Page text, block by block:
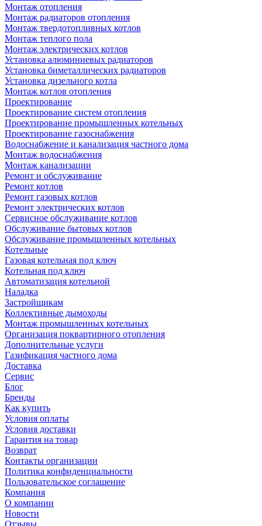
Монтаж отопления
Монтаж радиаторов отопления
Монтаж твердотопливных котлов
Монтаж теплого пола
Монтаж электрических котлов
Установка алюминиевых радиаторов
Установка биметаллических радиаторов
Установка дизельного котла
Монтаж котлов отопления
Проектирование
Проектирование систем отопления
Проектирование промышленных котельных
Проектирование газоснабжения
Водоснабжение и канализация частного дома
Монтаж водоснабжения
Монтаж канализации
Ремонт и обслуживание
Ремонт котлов
Ремонт газовых котлов
Ремонт электрических котлов
Сервисное обслуживание котлов
Обслуживание бытовых котлов
Обслуживание промышленных котельных
Котельные
Газовая котельная под ключ
Котельная под ключ
Автоматизация котельной
Наладка
Застройщикам
Коллективные дымоходы
Монтаж промышленных котельных
Организация поквартирного отопления
Дополнительные услуги
Газификация частного дома
Доставка
Сервис
Блог
Бренды
Как купить
Условия оплаты
Условия доставки
Гарантия на товар
Возврат
Контакты организации
Политика конфиденциальности
Пользовательское соглашение
Компания
О компании
Новости
Отзывы